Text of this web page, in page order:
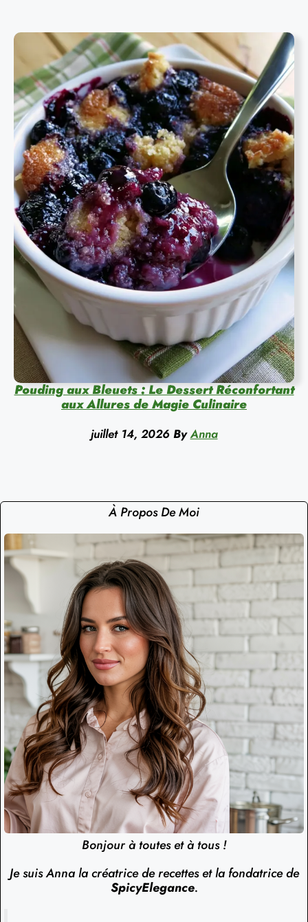
Pouding aux Bleuets : Le Dessert Réconfortant
aux Allures de Magie Culinaire
juillet 14, 2026 By Anna
À Propos De Moi
Bonjour à toutes et à tous !
Je suis Anna la créatrice de recettes et la fondatrice de
SpicyElegance.